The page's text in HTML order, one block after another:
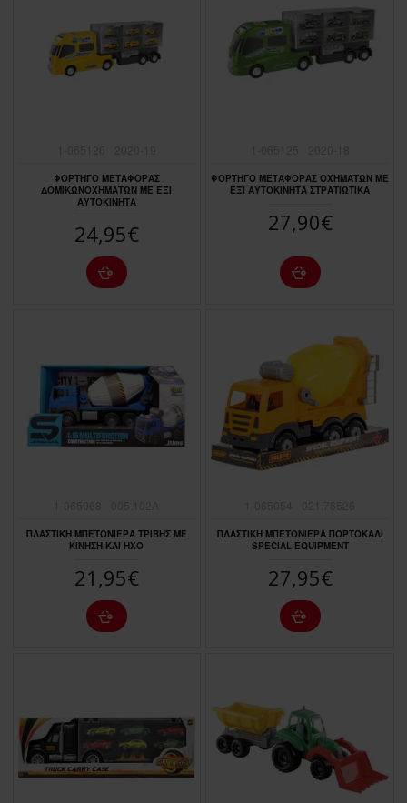
ΦΟΡΤΗΓΟ ΜΕΤΑΦΟΡΑΣ
ΔΟΜΙΚΩΝΟΧΗΜΑΤΩΝ ΜΕ ΕΞΙ
ΑΥΤΟΚΙΝΗΤΑ
24,95€
ΦΟΡΤΗΓΟ ΜΕΤΑΦΟΡΑΣ ΟΧΗΜΑΤΩΝ ΜΕ
ΕΞΙ ΑΥΤΟΚΙΝΗΤΑ ΣΤΡΑΤΙΩΤΙΚΑ
27,90€
ΠΛΑΣΤΙΚΗ ΜΠΕΤΟΝΙΕΡΑ ΤΡΙΒΗΣ ΜΕ
ΚΙΝΗΣΗ ΚΑΙ ΗΧΟ
21,95€
ΠΛΑΣΤΙΚΗ ΜΠΕΤΟΝΙΕΡΑ ΠΟΡΤΟΚΑΛΙ
SPECIAL EQUIPMENT
27,95€